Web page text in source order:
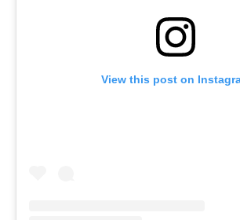
View this post on